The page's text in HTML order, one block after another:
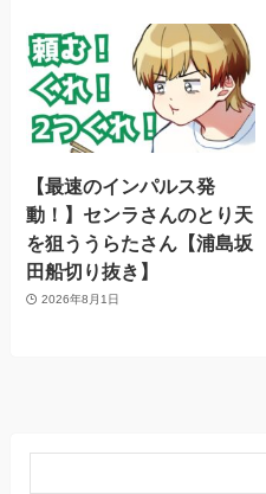
【最速のインパルス発
動！】センラさんのとり天
を狙ううらたさん【浦島坂
田船切り抜き】
2026年8月1日